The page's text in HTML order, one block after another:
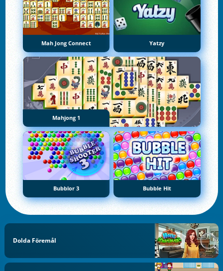
Mah Jong Connect Yatzy
Mahjong 1
Bubblor 3 Bubble Hit
Dolda Föremål